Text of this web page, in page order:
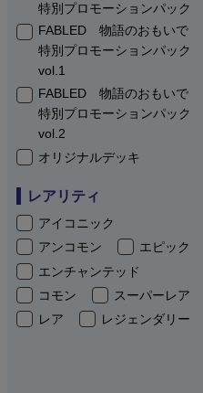
特別プロモーションパック
FABLED 物語のおもいで
特別プロモーションパック
vol.1
FABLED 物語のおもいで
特別プロモーションパック
vol.2
オリジナルデッキ
レアリティ
アイコニック
アンコモン
エピック
エンチャンテッド
コモン
スーパーレア
レア
レジェンダリー